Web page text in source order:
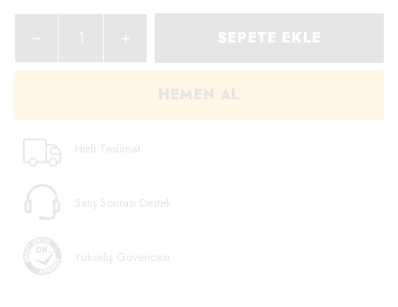
SEPETE EKLE
HEMEN AL
Hızlı Teslimat
Satış Sonrası Destek
Yükseliş Güvencesi